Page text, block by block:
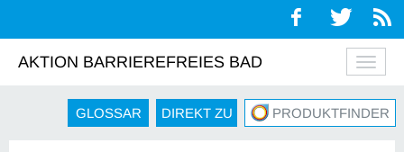
AKTION BARRIEREFREIES BAD
GLOSSAR DIREKT ZU PRODUKTFINDER